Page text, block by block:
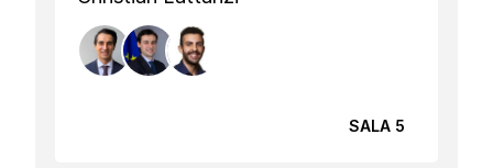
SALA 5